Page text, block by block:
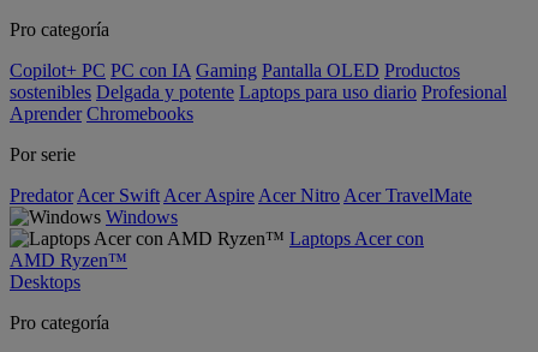
Pro categoría
Copilot+ PC PC con IA Gaming Pantalla OLED Productos
sostenibles Delgada y potente Laptops para uso diario Profesional
Aprender Chromebooks
Por serie
Predator Acer Swift Acer Aspire Acer Nitro Acer TravelMate
Windows
Laptops Acer con
AMD Ryzen™
Desktops
Pro categoría